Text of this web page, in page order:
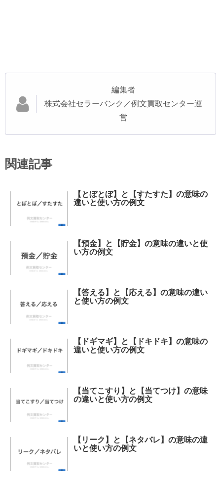
編集者
株式会社セラーバンク／例文買取センター運
営
関連記事
【とぼとぼ】と【すたすた】の意味の
違いと使い方の例文
【預金】と【貯金】の意味の違いと使
い方の例文
【答える】と【応える】の意味の違い
と使い方の例文
【ドギマギ】と【ドキドキ】の意味の
違いと使い方の例文
【当てこすり】と【当てつけ】の意味
の違いと使い方の例文
【リーク】と【ネタバレ】の意味の違
いと使い方の例文